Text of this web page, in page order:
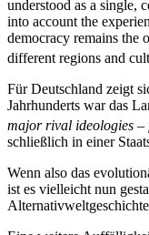
understood as a single,
into account the
democracy remains the
different regions and
Für Deutschland zeigt
Jahrhunderts war das
major rival ideologies –
schließlich in einer
Wenn also das
ist es vielleicht nun